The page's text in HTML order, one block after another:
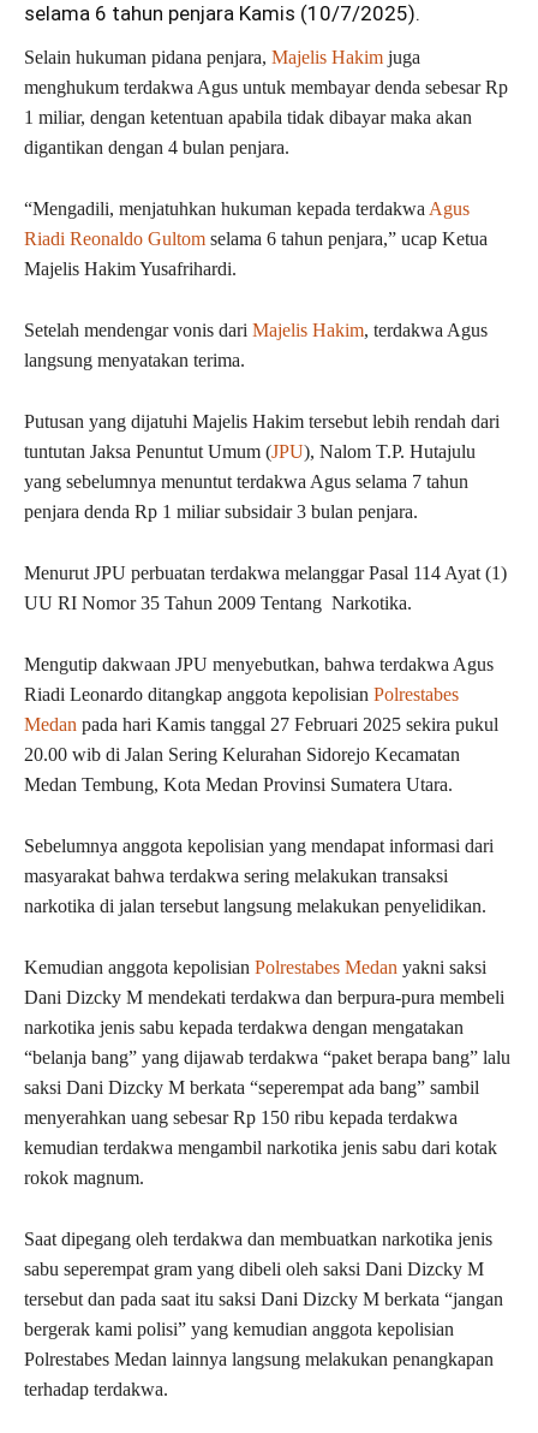
selama 6 tahun penjara Kamis (10/7/2025).
Selain hukuman pidana penjara, Majelis Hakim juga
menghukum terdakwa Agus untuk membayar denda sebesar Rp
1 miliar, dengan ketentuan apabila tidak dibayar maka akan
digantikan dengan 4 bulan penjara.
“Mengadili, menjatuhkan hukuman kepada terdakwa Agus
Riadi Reonaldo Gultom selama 6 tahun penjara,” ucap Ketua
Majelis Hakim Yusafrihardi.
Setelah mendengar vonis dari Majelis Hakim, terdakwa Agus
langsung menyatakan terima.
Putusan yang dijatuhi Majelis Hakim tersebut lebih rendah dari
tuntutan Jaksa Penuntut Umum (JPU), Nalom T.P. Hutajulu
yang sebelumnya menuntut terdakwa Agus selama 7 tahun
penjara denda Rp 1 miliar subsidair 3 bulan penjara.
Menurut JPU perbuatan terdakwa melanggar Pasal 114 Ayat (1)
UU RI Nomor 35 Tahun 2009 Tentang Narkotika.
Mengutip dakwaan JPU menyebutkan, bahwa terdakwa Agus
Riadi Leonardo ditangkap anggota kepolisian Polrestabes
Medan pada hari Kamis tanggal 27 Februari 2025 sekira pukul
20.00 wib di Jalan Sering Kelurahan Sidorejo Kecamatan
Medan Tembung, Kota Medan Provinsi Sumatera Utara.
Sebelumnya anggota kepolisian yang mendapat informasi dari
masyarakat bahwa terdakwa sering melakukan transaksi
narkotika di jalan tersebut langsung melakukan penyelidikan.
Kemudian anggota kepolisian Polrestabes Medan yakni saksi
Dani Dizcky M mendekati terdakwa dan berpura-pura membeli
narkotika jenis sabu kepada terdakwa dengan mengatakan
“belanja bang” yang dijawab terdakwa “paket berapa bang” lalu
saksi Dani Dizcky M berkata “seperempat ada bang” sambil
menyerahkan uang sebesar Rp 150 ribu kepada terdakwa
kemudian terdakwa mengambil narkotika jenis sabu dari kotak
rokok magnum.
Saat dipegang oleh terdakwa dan membuatkan narkotika jenis
sabu seperempat gram yang dibeli oleh saksi Dani Dizcky M
tersebut dan pada saat itu saksi Dani Dizcky M berkata “jangan
bergerak kami polisi” yang kemudian anggota kepolisian
Polrestabes Medan lainnya langsung melakukan penangkapan
terhadap terdakwa.